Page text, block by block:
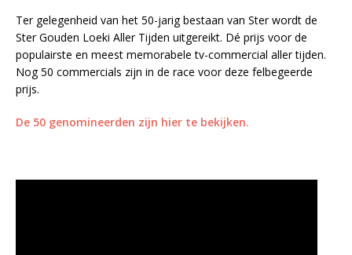
Ter gelegenheid van het 50-jarig bestaan van Ster wordt de
Ster Gouden Loeki Aller Tijden uitgereikt. Dé prijs voor de
populairste en meest memorabele tv-commercial aller tijden.
Nog 50 commercials zijn in de race voor deze felbegeerde
prijs.
De 50 genomineerden zijn hier te bekijken.